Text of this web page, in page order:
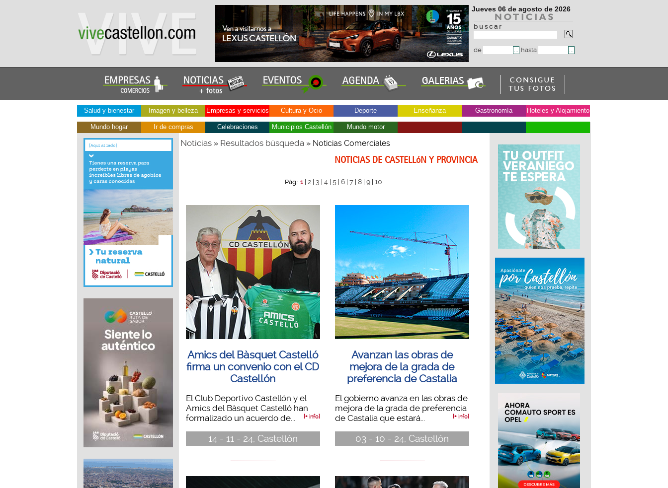
Jueves 06 de agosto de 2026
b u s c a r
de hasta
Salud y bienestar Imagen y belleza Empresas y servicios Cultura y Ocio Deporte Enseñanza Gastronomía Hoteles y Alojamiento
Mundo hogar Ir de compras Celebraciones Municipios Castellón Mundo motor
Noticias» Resultados búsqueda» Noticias Comerciales
NOTICIAS DE CASTELLóN Y PROVINCIA
Pág.: 1 2 3 4 5 6 7 8 9 10
Amics del Bàsquet Castelló
firma un convenio con el CD
Castellón
El Club Deportivo Castellón y el
Amics del Bàsquet Castelló han
formalizado un acuerdo de...
[+ info]
14 - 11 - 24, Castellón
Avanzan las obras de
mejora de la grada de
preferencia de Castalia
El gobierno avanza en las obras de
mejora de la grada de preferencia
de Castalia que estará...
[+ info]
03 - 10 - 24, Castellón